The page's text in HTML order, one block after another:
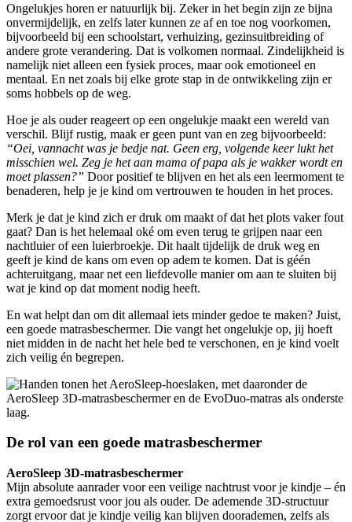
Ongelukjes horen er natuurlijk bij. Zeker in het begin zijn ze bijna
onvermijdelijk, en zelfs later kunnen ze af en toe nog voorkomen,
bijvoorbeeld bij een schoolstart, verhuizing, gezinsuitbreiding of
andere grote verandering. Dat is volkomen normaal. Zindelijkheid is
namelijk niet alleen een fysiek proces, maar ook emotioneel en
mentaal. En net zoals bij elke grote stap in de ontwikkeling zijn er
soms hobbels op de weg.
Hoe je als ouder reageert op een ongelukje maakt een wereld van
verschil. Blijf rustig, maak er geen punt van en zeg bijvoorbeeld:
“Oei, vannacht was je bedje nat. Geen erg, volgende keer lukt het
misschien wel. Zeg je het aan mama of papa als je wakker wordt en
moet plassen?” Door positief te blijven en het als een leermoment te
benaderen, help je je kind om vertrouwen te houden in het proces.
Merk je dat je kind zich er druk om maakt of dat het plots vaker fout
gaat? Dan is het helemaal oké om even terug te grijpen naar een
nachtluier of een luierbroekje. Dit haalt tijdelijk de druk weg en
geeft je kind de kans om even op adem te komen. Dat is géén
achteruitgang, maar net een liefdevolle manier om aan te sluiten bij
wat je kind op dat moment nodig heeft.
En wat helpt dan om dit allemaal iets minder gedoe te maken? Juist,
een goede matrasbeschermer. Die vangt het ongelukje op, jij hoeft
niet midden in de nacht het hele bed te verschonen, en je kind voelt
zich veilig én begrepen.
De rol van een goede matrasbeschermer
AeroSleep 3D-matrasbeschermer
Mijn absolute aanrader voor een veilige nachtrust voor je kindje – én
extra gemoedsrust voor jou als ouder. De ademende 3D-structuur
zorgt ervoor dat je kindje veilig kan blijven doorademen, zelfs als